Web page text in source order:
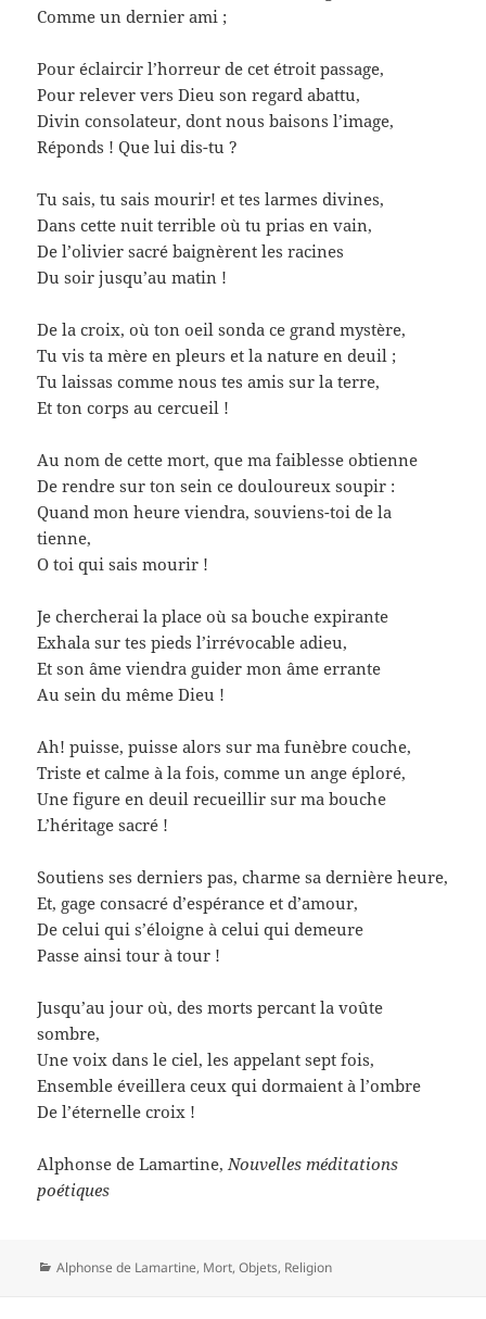
Comme un dernier ami ;
Pour éclaircir l’horreur de cet étroit passage,
Pour relever vers Dieu son regard abattu,
Divin consolateur, dont nous baisons l’image,
Réponds ! Que lui dis-tu ?
Tu sais, tu sais mourir! et tes larmes divines,
Dans cette nuit terrible où tu prias en vain,
De l’olivier sacré baignèrent les racines
Du soir jusqu’au matin !
De la croix, où ton oeil sonda ce grand mystère,
Tu vis ta mère en pleurs et la nature en deuil ;
Tu laissas comme nous tes amis sur la terre,
Et ton corps au cercueil !
Au nom de cette mort, que ma faiblesse obtienne
De rendre sur ton sein ce douloureux soupir :
Quand mon heure viendra, souviens-toi de la
tienne,
O toi qui sais mourir !
Je chercherai la place où sa bouche expirante
Exhala sur tes pieds l’irrévocable adieu,
Et son âme viendra guider mon âme errante
Au sein du même Dieu !
Ah! puisse, puisse alors sur ma funèbre couche,
Triste et calme à la fois, comme un ange éploré,
Une figure en deuil recueillir sur ma bouche
L’héritage sacré !
Soutiens ses derniers pas, charme sa dernière heure,
Et, gage consacré d’espérance et d’amour,
De celui qui s’éloigne à celui qui demeure
Passe ainsi tour à tour !
Jusqu’au jour où, des morts percant la voûte
sombre,
Une voix dans le ciel, les appelant sept fois,
Ensemble éveillera ceux qui dormaient à l’ombre
De l’éternelle croix !
Alphonse de Lamartine, Nouvelles méditations
poétiques
Catégories
Alphonse de Lamartine, Mort,Objets, Religion